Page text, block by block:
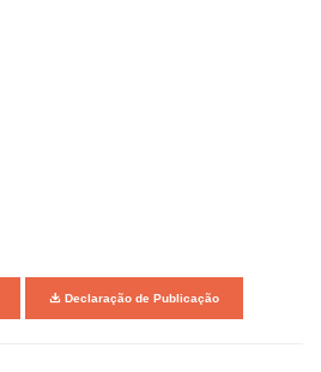
Declaração de Publicação